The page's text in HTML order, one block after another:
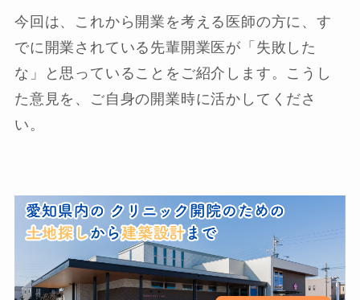
今回は、これから開業を考える医師の方に、す
でに開業されている先輩開業医が「失敗した
な」と思っていることをご紹介します。こうし
た意見を、ご自身の開業時に活かしてくださ
い。